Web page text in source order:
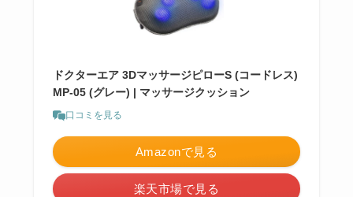
ドクターエア 3DマッサージピローS (コードレス)
MP-05 (グレー) | マッサージクッション
口コミを見る
Amazonで見る
楽天市場で見る